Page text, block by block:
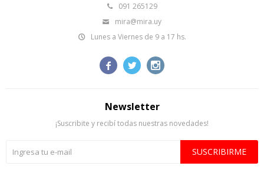
091 265129
mira@mira.uy
Lunes a Viernes de 9 a 17 hs.
  
Newsletter
¡Suscribite y recibí todas nuestras novedades!
SUSCRIBIRME